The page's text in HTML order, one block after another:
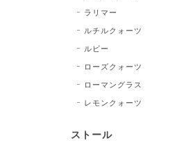
ラリマー
ルチルクォーツ
ルビー
ローズクォーツ
ローマングラス
レモンクォーツ
ストール